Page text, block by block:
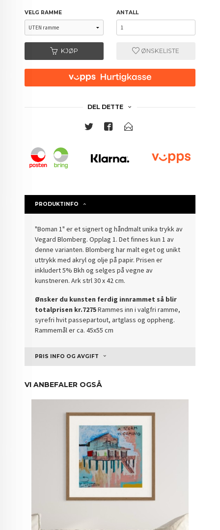
VELG RAMME ANTALL
KJØP ØNSKELISTE
DEL DETTE
PRODUKTINFO
"Boman 1" er et signert og håndmalt unika trykk av
Vegard Blomberg. Opplag 1. Det finnes kun 1 av
denne varianten. Blomberg har malt eget og unikt
uttrykk med akryl og olje på papir. Prisen er
inkludert 5% Bkh og selges på vegne av
kunstneren. Ark strl 30 x 42 cm.
Ønsker du kunsten ferdig innrammet så blir
totalprisen kr.7275Rammes inn i valgfri ramme,
syrefri hvit passepartout, artglass og oppheng.
Rammemål er ca. 45x55 cm
PRIS INFO OG AVGIFT
VI ANBEFALER OGSÅ